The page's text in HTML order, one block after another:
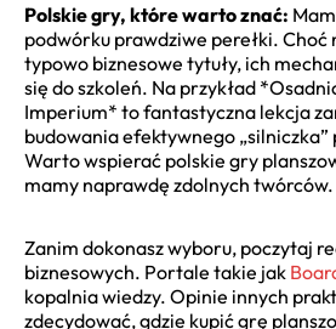
Polskie gry, które warto znać:
podwórku prawdziwe perełki. Choć
typowo biznesowe tytuły, ich
się do szkoleń. Na przykład
Imperium* to fantastyczna lekcja
budowania efektywnego
Warto wspierać polskie gry
mamy naprawdę zdolnych twórców.
Zanim dokonasz wyboru, poczytaj
biznesowych. Portale takie jak
kopalnia wiedzy. Opinie innych
zdecydować, gdzie kupić grę